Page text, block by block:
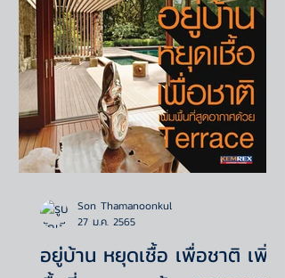
อยู่บ้าน หยุดเชื้อ เพื่อชาติ เพิ่ม
Son Thamanoonkul
27 ม.ค. 2565